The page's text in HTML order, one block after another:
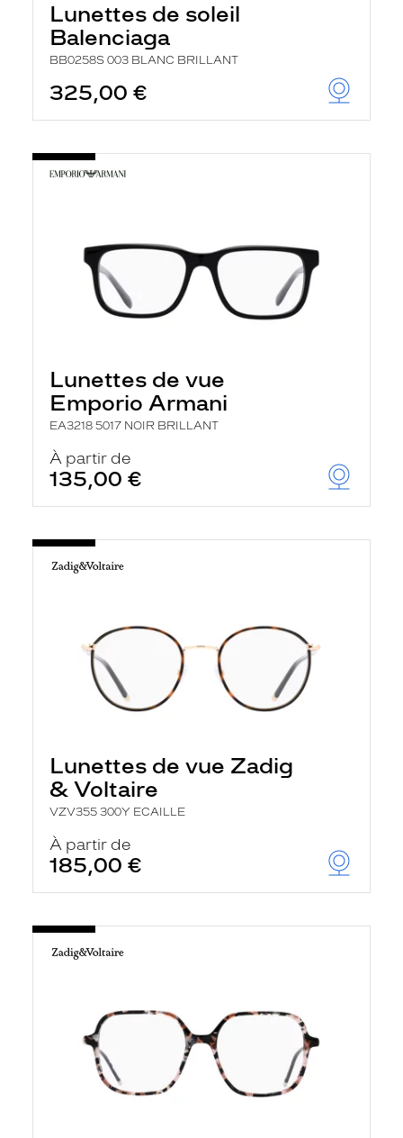
Lunettes de soleil
Balenciaga
BB0258S 003 BLANC BRILLANT
325,00 €
Lunettes de vue
Emporio Armani
EA3218 5017 NOIR BRILLANT
À partir de
135,00 €
Lunettes de vue Zadig
& Voltaire
VZV355 300Y ECAILLE
À partir de
185,00 €